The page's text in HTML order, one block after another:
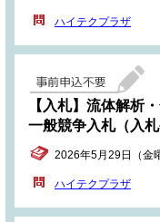
ハイテクプラザ
【入札】流体解析
一般競争入札（入
2026年5月29日（金
ハイテクプラザ